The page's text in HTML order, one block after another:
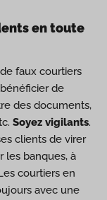
en toute
faux courtiers
de
des documents,
Soyez vigilants.
clients de virer
les banques, à
courtiers en
avec une